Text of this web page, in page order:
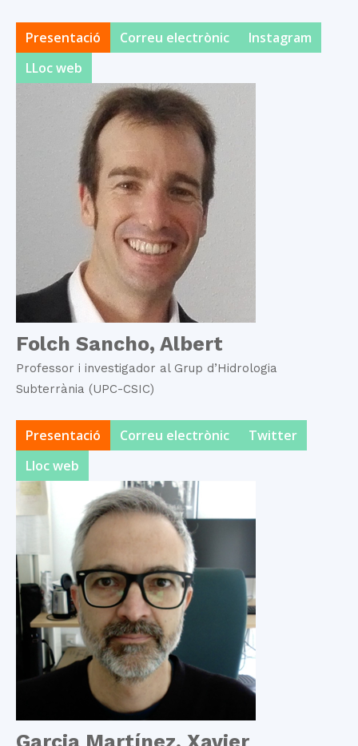
Presentació Correu electrònic
Instagram
LLoc web
Folch Sancho, Albert
Professor i investigador al Grup d’Hidrologia
Subterrània (UPC-CSIC)
Presentació Correu electrònic
Twitter
Lloc web